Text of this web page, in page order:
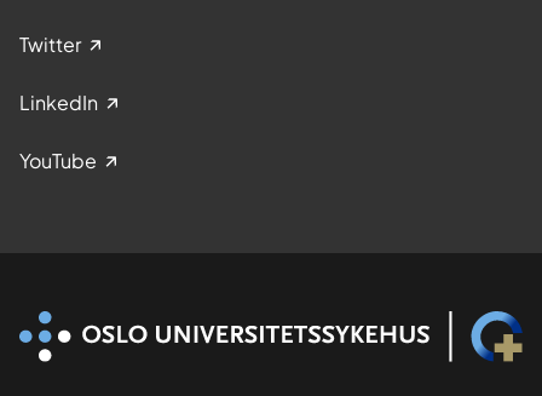
Twitter
LinkedIn
YouTube